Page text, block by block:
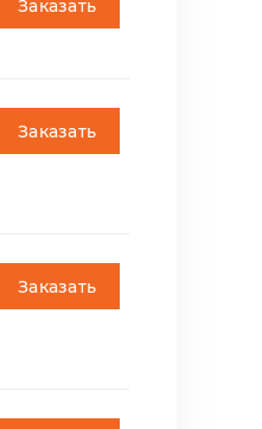
Заказать
Заказать
Заказать